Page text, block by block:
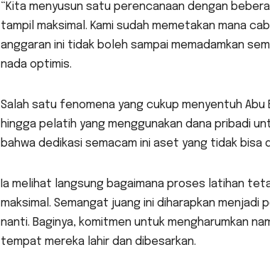
“Kita menyusun satu perencanaan dengan
tampil maksimal. Kami sudah memetakan mana
anggaran ini tidak boleh sampai memadamkan
nada optimis.
Salah satu fenomena yang cukup menyentuh
hingga pelatih yang menggunakan dana pribadi
bahwa dedikasi semacam ini aset yang tidak bisa
Ia melihat langsung bagaimana proses latihan
maksimal. Semangat juang ini diharapkan
nanti. Baginya, komitmen untuk mengharumkan
tempat mereka lahir dan dibesarkan.